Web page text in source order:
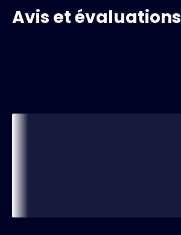
Avis et évaluations